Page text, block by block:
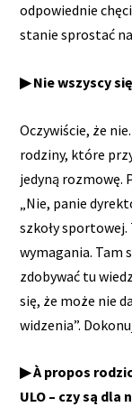
odpowiednie
stanie sprostać
▶ Nie wszyscy
Oczywiście, że
rodziny, które
jedyną rozmowę.
„Nie, panie
szkoły sportowej.
wymagania. Tam
zdobywać tu
się, że może nie
widzenia”.
▶ À propos
ULO – czy są